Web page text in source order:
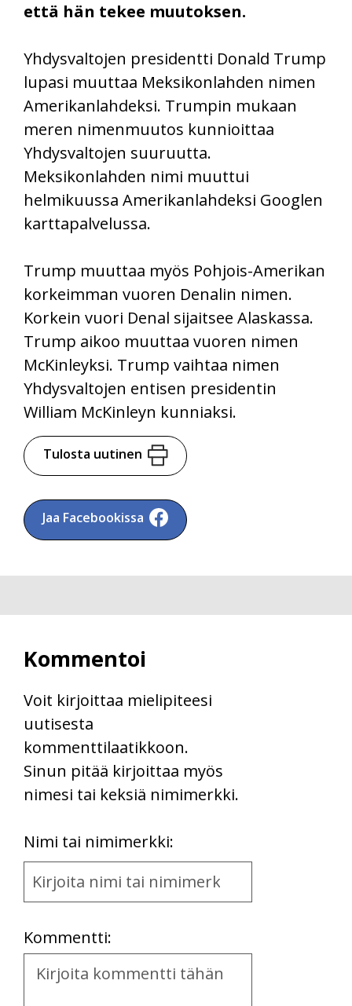
että hän tekee muutoksen.
Yhdysvaltojen presidentti Donald Trump
lupasi muuttaa Meksikonlahden nimen
Amerikanlahdeksi. Trumpin mukaan
meren nimenmuutos kunnioittaa
Yhdysvaltojen suuruutta.
Meksikonlahden nimi muuttui
helmikuussa Amerikanlahdeksi Googlen
karttapalvelussa.
Trump muuttaa myös Pohjois-Amerikan
korkeimman vuoren Denalin nimen.
Korkein vuori Denal sijaitsee Alaskassa.
Trump aikoo muuttaa vuoren nimen
McKinleyksi. Trump vaihtaa nimen
Yhdysvaltojen entisen presidentin
William McKinleyn kunniaksi.
Tulosta uutinen
Jaa Facebookissa
Kommentoi
Voit kirjoittaa mielipiteesi
uutisesta
kommenttilaatikkoon.
Sinun pitää kirjoittaa myös
nimesi tai keksiä nimimerkki.
Nimi tai nimimerkki:
Name
and
Kommentti:
Kommentti